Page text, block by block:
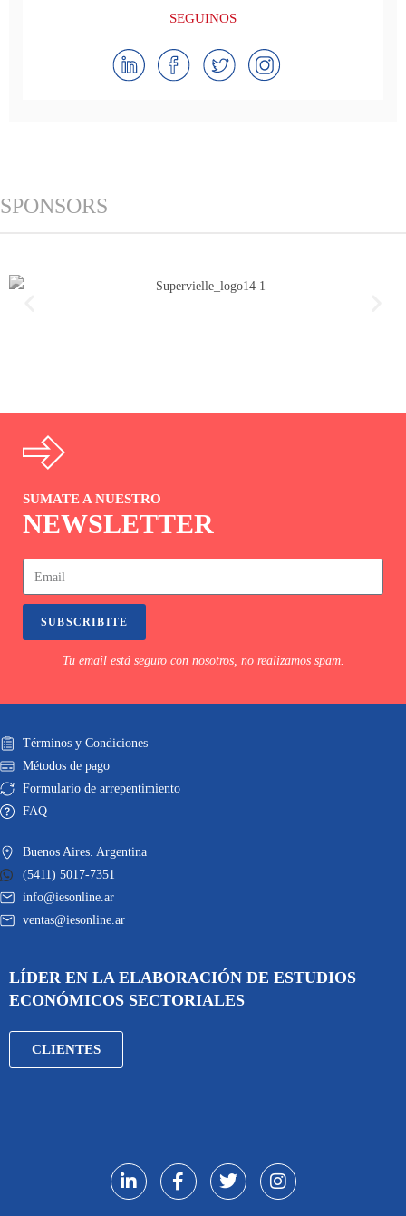
SEGUINOS
SPONSORS
SUMATE A NUESTRO
NEWSLETTER
SUBSCRIBITE
Tu email está seguro con nosotros, no realizamos spam.
Términos y Condiciones
Métodos de pago
Formulario de arrepentimiento
FAQ
Buenos Aires. Argentina
(5411) 5017-7351
info@iesonline.ar
ventas@iesonline.ar
LÍDER EN LA ELABORACIÓN DE ESTUDIOS
ECONÓMICOS SECTORIALES
CLIENTES